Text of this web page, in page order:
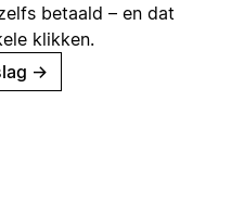
betaald – en dat
klikken.
→